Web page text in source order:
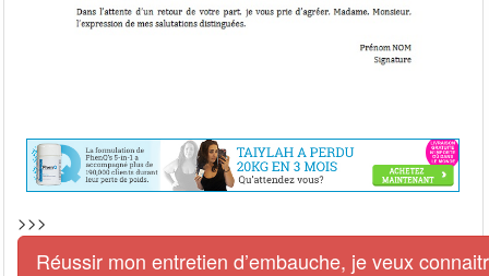
>>>
Réussir mon entretien d’embauche, je veux